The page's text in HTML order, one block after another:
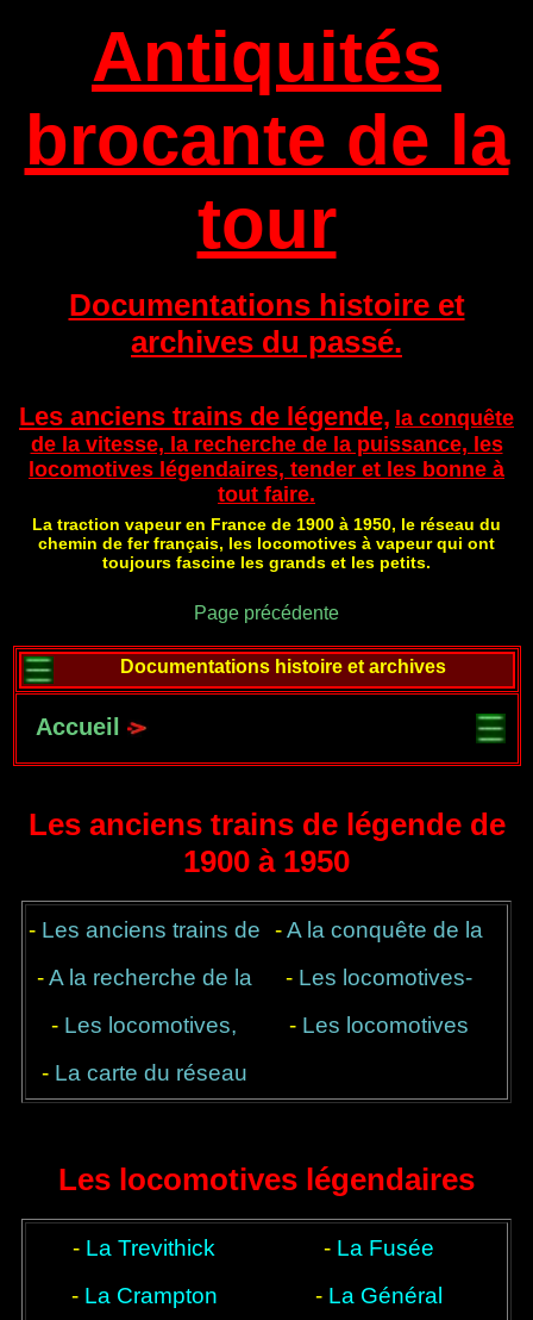
Antiquités
brocante de la
tour
Documentations histoire et
archives du passé.
Les anciens trains de légende, la conquête
de la vitesse, la recherche de la puissance, les
locomotives légendaires, tender et les bonne à
tout faire.
La traction vapeur en France de 1900 à 1950, le réseau du
chemin de fer français, les locomotives à vapeur qui ont
toujours fascine les grands et les petits.
Page précédente
Documentations histoire et archives
Accueil
Les anciens trains de légende de
1900 à 1950
- Les anciens trains de
légende, 1900 à 1950
-A la conquête de la
vitesse
-A la recherche de la
puissance
- Les locomotives-
tender, tout en un
- Les locomotives,
bonne à tout faire
- Les locomotives
- La carte du réseau
français en 1934
Les locomotives légendaires
- La Trevithick - La Fusée
- La Crampton - La Général